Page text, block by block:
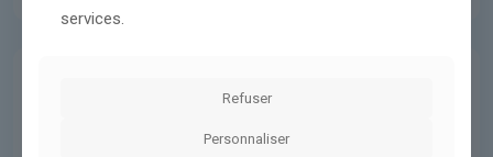
la galère des Français bloqués à
services.
Refuser
Personnaliser